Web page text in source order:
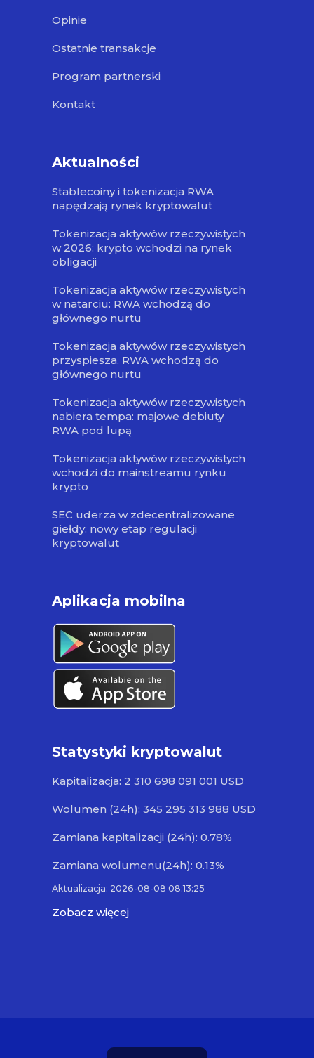
Opinie
Ostatnie transakcje
Program partnerski
Kontakt
Aktualności
Stablecoiny i tokenizacja RWA
napędzają rynek kryptowalut
Tokenizacja aktywów rzeczywistych
w 2026: krypto wchodzi na rynek
obligacji
Tokenizacja aktywów rzeczywistych
w natarciu: RWA wchodzą do
głównego nurtu
Tokenizacja aktywów rzeczywistych
przyspiesza. RWA wchodzą do
głównego nurtu
Tokenizacja aktywów rzeczywistych
nabiera tempa: majowe debiuty
RWA pod lupą
Tokenizacja aktywów rzeczywistych
wchodzi do mainstreamu rynku
krypto
SEC uderza w zdecentralizowane
giełdy: nowy etap regulacji
kryptowalut
Aplikacja mobilna
Statystyki kryptowalut
Kapitalizacja: 2 310 698 091 001 USD
Wolumen (24h): 345 295 313 988 USD
Zamiana kapitalizacji (24h): 0.78%
Zamiana wolumenu(24h): 0.13%
Aktualizacja: 2026-08-08 08:13:25
Zobacz więcej